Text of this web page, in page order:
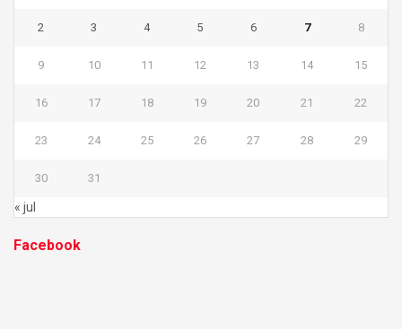
2 3 4 5 6 7 8
9 10 11 12 13 14 15
16 17 18 19 20 21 22
23 24 25 26 27 28 29
30 31
« jul
Facebook